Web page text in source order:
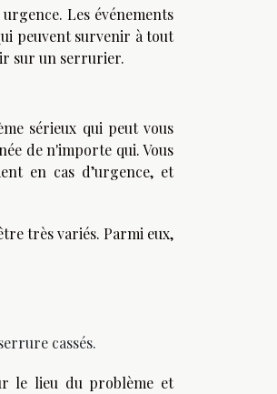
Les événements
peuvent survenir à tout
sur un serrurier.
sérieux qui peut vous
de n'importe qui. Vous
en cas d’urgence, et
très variés. Parmi eux,
cassés.
le lieu du problème et